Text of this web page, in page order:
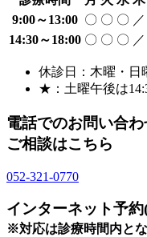
9:00～13:00 〇 〇 〇 ／
14:30～18:00 〇 〇 〇 ／
休診日：木曜・日
★：土曜午後は
電話でのお問い合わ
ご相談はこちら
052-321-0770
インターネット予
※対応は診療時間内と